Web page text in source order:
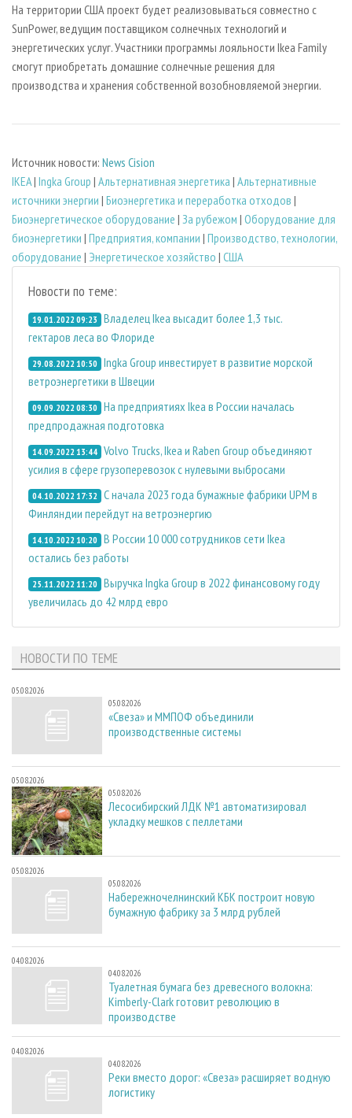
На территории США проект будет реализовываться совместно с
SunPower, ведущим поставщиком солнечных технологий и
энергетических услуг. Участники программы лояльности Ikea Family
смогут приобретать домашние солнечные решения для
производства и хранения собственной возобновляемой энергии.
Источник новости: News Cision
IKEA| Ingka Group | Альтернативная энергетика | Альтернативные
источники энергии | Биoэнергетика и переработка отходов |
Биоэнергетическое оборудование | За рубежом | Оборудование для
биоэнергетики | Предприятия, компании | Производство, технологии,
оборудование | Энергетическое хозяйство | США
Новости по теме:
19.01.2022 09:23 Владелец Ikea высадит более 1,3 тыс.
гектаров леса во Флориде
29.08.2022 10:50 Ingka Group инвестирует в развитие морской
ветроэнергетики в Швеции
09.09.2022 08:30 На предприятиях Ikea в России началась
предпродажная подготовка
14.09.2022 13:44 Volvo Trucks, Ikea и Raben Group объединяют
усилия в сфере грузоперевозок с нулевыми выбросами
04.10.2022 17:32 С начала 2023 года бумажные фабрики UPM в
Финляндии перейдут на ветроэнергию
14.10.2022 10:20 В России 10 000 сотрудников сети Ikea
остались без работы
25.11.2022 11:20 Выручка Ingka Group в 2022 финансовому году
увеличилась до 42 млрд евро
НОВОСТИ ПО ТЕМЕ
05.08.2026
05.08.2026
«Свеза» и ММПОФ объединили
производственные системы
05.08.2026
05.08.2026
Лесосибирский ЛДК №1 автоматизировал
укладку мешков с пеллетами
05.08.2026
05.08.2026
Набережночелнинский КБК построит новую
бумажную фабрику за 3 млрд рублей
04.08.2026
04.08.2026
Туалетная бумага без древесного волокна:
Kimberly-Clark готовит революцию в
производстве
04.08.2026
04.08.2026
Реки вместо дорог: «Свеза» расширяет водную
логистику